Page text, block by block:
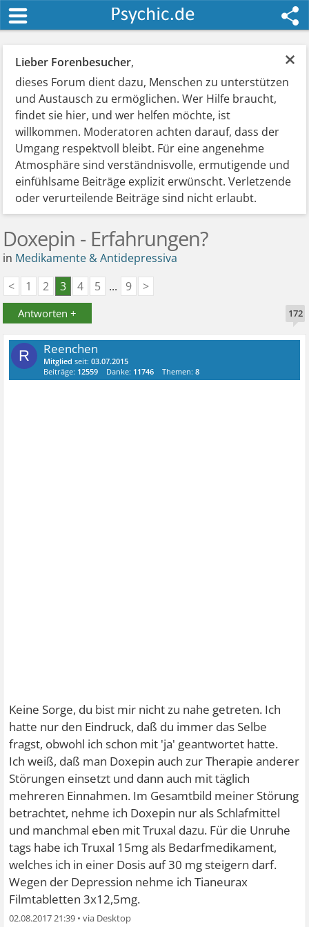
×
Lieber Forenbesucher,
dieses Forum dient dazu, Menschen zu unterstützen
und Austausch zu ermöglichen. Wer Hilfe braucht,
findet sie hier, und wer helfen möchte, ist
willkommen. Moderatoren achten darauf, dass der
Umgang respektvoll bleibt. Für eine angenehme
Atmosphäre sind verständnisvolle, ermutigende und
einfühlsame Beiträge explizit erwünscht. Verletzende
oder verurteilende Beiträge sind nicht erlaubt.
Doxepin - Erfahrungen?
in Medikamente & Antidepressiva
<
1 2 3 4 5 ... 9 >
Antworten + 172
R Reenchen
Mitglied seit:03.07.2015
Beiträge: 12559 Danke: 11746 Themen:8
Keine Sorge, du bist mir nicht zu nahe getreten. Ich
hatte nur den Eindruck, daß du immer das Selbe
fragst, obwohl ich schon mit 'ja' geantwortet hatte.
Ich weiß, daß man Doxepin auch zur Therapie anderer
Störungen einsetzt und dann auch mit täglich
mehreren Einnahmen. Im Gesamtbild meiner Störung
betrachtet, nehme ich Doxepin nur als Schlafmittel
und manchmal eben mit Truxal dazu. Für die Unruhe
tags habe ich Truxal 15mg als Bedarfmedikament,
welches ich in einer Dosis auf 30 mg steigern darf.
Wegen der Depression nehme ich Tianeurax
Filmtabletten 3x12,5mg.
02.08.2017 21:39 •